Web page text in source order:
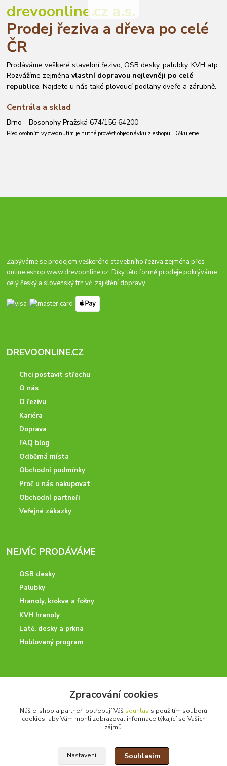
drevoonline.cz a.s.
Prodej řeziva a dřeva po celé
ČR
Prodáváme veškeré stavební řezivo, OSB desky, palubky, KVH atp.
Rozvážíme zejménavlastní dopravou nejlevněji po celé
republice. Najdete u nás také plovoucí podlahy dveře a zárubně.
Centrála a sklad
Brno - Bosonohy Pražská 674/156 64200
Před osobním vyzvednutím je nutné provést objednávku z eshopu. Děkujeme.
Zabýváme se prodejem veškerého stavebního řeziva zejména přes
online eshopwww.drevoonline.cz. Díky této formě prodeje pokrýváme
celý český a slovenský trh vč. zajištění dopravy.
DREVOONLINE.CZ
Chci postavit střechu
O nás
O řezivu
Kariéra
Doprava
FAQ blog
Odběrná místa
Obchodní podmínky
Proč u nás nakupovat
Obchodní partneři
Veřejné zákazky
NEJVÍC PRODÁVÁME
OSB desky
Palubky
Hranoly, krokve a fošny
KVH hranoly
Latě, desky a prkna
Hoblovaný program
Potřebujete poradit? Neváhejte nás kontaktovat.
+420 728 600 625
po - pá 7:00 - 15:00
Zpracování cookies
Náš e-shop a partneři potřebují Váš souhlas s použitím souborů
cookies, aby Vám mohli zobrazovat informace týkající se Vašich
zájmů.
Nastavení Souhlasím